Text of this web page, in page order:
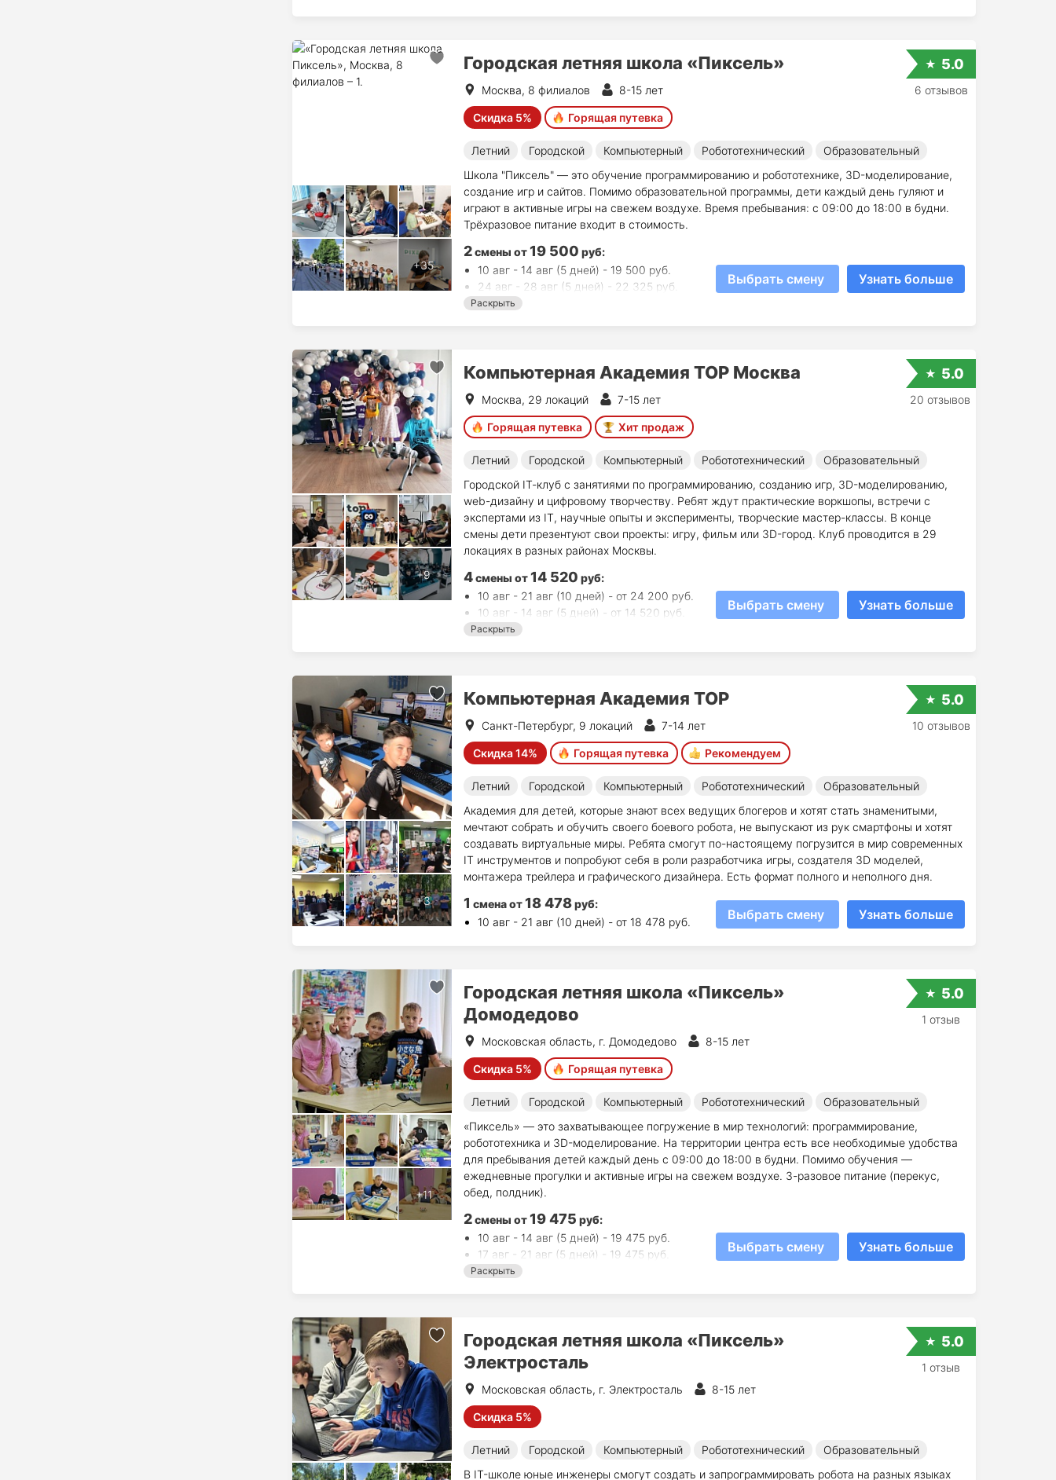
Городская летняя школа «Пиксель»
Москва, 8 филиалов 8-15 лет
Скидка 5% Горящая путевка
Летний Городской Компьютерный Робототехнический
Образовательный
Школа "Пиксель" — это обучение программированию и робототехнике, 3D-моделирование,
создание игр и сайтов. Помимо образовательной программы, дети каждый день гуляют и
играют в активные игры на свежем воздухе. Время пребывания: с 09:00 до 18:00 в будни.
Трёхразовое питание входит в стоимость.
2смены от19 500 руб:
10 авг - 14 авг (5 дней) - 19 500 руб.
24 авг - 28 авг (5 дней) - 22 325 руб.
Раскрыть
Выбрать смену Узнать больше
5.0
6 отзывов
Компьютерная Академия TOP Москва
Москва, 29 локаций 7-15 лет
Горящая путевка Хит продаж
Летний Городской Компьютерный Робототехнический
Образовательный
Городской IT‑клуб c занятиями по программированию, созданию игр, 3D-моделированию,
web-дизайну и цифровому творчеству. Ребят ждут практические воркшопы, встречи с
экспертами из IT, научные опыты и эксперименты, творческие мастер-классы. В конце
смены дети презентуют свои проекты: игру, фильм или 3D-город. Клуб проводится в 29
локациях в разных районах Москвы.
4смены от14 520 руб:
10 авг - 21 авг (10 дней) - от 24 200 руб.
10 авг - 14 авг (5 дней) - от 14 520 руб.
17 авг - 21 авг (5 дней) - от 14 520 руб.
Раскрыть
Выбрать смену Узнать больше
5.0
20 отзывов
Компьютерная Академия ТОР
Санкт-Петербург, 9 локаций 7-14 лет
Скидка 14% Горящая путевка Рекомендуем
Летний Городской Компьютерный Робототехнический
Образовательный
Академия для детей, которые знают всех ведущих блогеров и хотят стать знаменитыми,
мечтают собрать и обучить своего боевого робота, не выпускают из рук смартфоны и хотят
создавать виртуальные миры. Ребята смогут по-настоящему погрузится в мир современных
IT инструментов и попробуют себя в роли разработчика игры, создателя 3D моделей,
монтажера трейлера и графического дизайнера. Есть формат полного и неполного дня.
1 сменаот18 478руб:
10 авг - 21 авг (10 дней) - от 18 478 руб.
Выбрать смену Узнать больше
5.0
10 отзывов
Городская летняя школа «Пиксель»
Домодедово
Московская область, г. Домодедово 8-15 лет
Скидка 5% Горящая путевка
Летний Городской Компьютерный Робототехнический
Образовательный
«Пиксель» — это захватывающее погружение в мир технологий: программирование,
робототехника и 3D-моделирование. На территории центра есть все необходимые удобства
для пребывания детей каждый день с 09:00 до 18:00 в будни. Помимо обучения —
ежедневные прогулки и активные игры на свежем воздухе. 3-разовое питание (перекус,
обед, полдник).
2смены от19 475 руб:
10 авг - 14 авг (5 дней) - 19 475 руб.
17 авг - 21 авг (5 дней) - 19 475 руб.
Раскрыть
Выбрать смену Узнать больше
5.0
1 отзыв
Городская летняя школа «Пиксель»
Электросталь
Московская область, г. Электросталь 8-15 лет
Скидка 5%
Летний Городской Компьютерный Робототехнический
Образовательный
В IT-школе юные инженеры смогут создать и запрограммировать робота на разных языках
5.0
1 отзыв